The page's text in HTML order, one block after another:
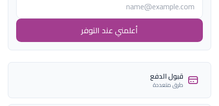
أعلمني عند التوفر
قبول الدفع
طرق متعددة